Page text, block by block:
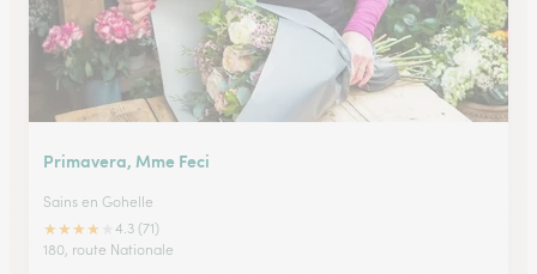
Primavera, Mme Feci
Sains en Gohelle
★★★★
4.3 (71)
180, route Nationale